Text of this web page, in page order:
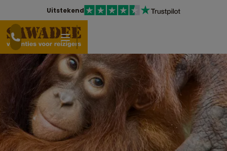
Uitstekend